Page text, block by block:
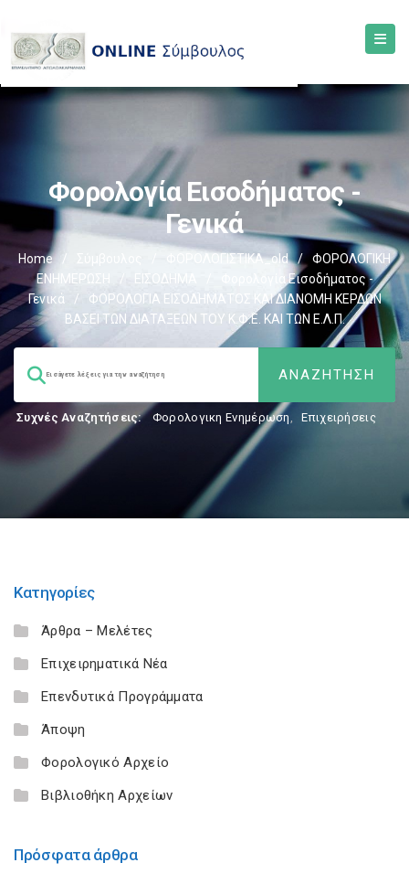
Φορολογία Εισοδήματος -
Γενικά
Home / Σύμβουλος ΦΟΡΟΛΟΓΙΣΤΙΚΑ_old /
ΦΟΡΟΛΟΓΙΚΗ
ΕΝΗΜΕΡΩΣΗ
/ ΕΙΣΟΔΗΜΑ
Φορολογία Εισοδήματος -
Γενικά
/
ΦΟΡΟΛΟΓΙΑ ΕΙΣΟΔΗΜΑΤΟΣ ΚΑΙ ΔΙΑΝΟΜΗ ΚΕΡΔΩΝ
ΒΑΣΕΙ ΤΩΝ ΔΙΑΤΑΞΕΩΝ ΤΟΥ Κ.Φ.Ε. ΚΑΙ ΤΩΝ Ε.Λ.Π.
Συχνές Αναζητήσεις: Φορολογικη Ενημέρωση, Επιχειρήσεις
Κατηγορίες
Άρθρα – Μελέτες
Επιχειρηματικά Νέα
Επενδυτικά Προγράμματα
Άποψη
Φορολογικό Αρχείο
Βιβλιοθήκη Αρχείων
Πρόσφατα άρθρα